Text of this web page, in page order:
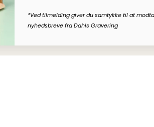
*Ved tilmelding giver du samtykke til at
nyhedsbreve fra Dahls Gravering